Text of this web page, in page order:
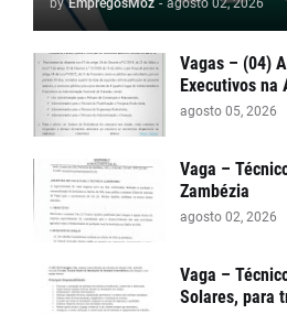
by EmpregosMoz - agosto 02, 2026
Vagas – (04)
Executivos na
agosto 05, 2026
Vaga –
Zambézia
agosto 02, 2026
Vaga –
Solares, para